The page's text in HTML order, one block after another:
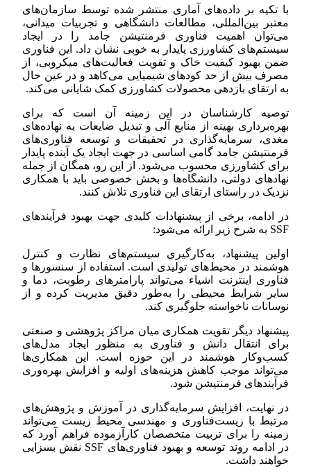
با تکیه بر داده‌های آماری منتشر شده توسط سازمان‌های
معتبر بین‌المللی، مطالعات دانشگاهی و تجربیات میدانی،
می‌توان اهمیت فناوری فرمنتیشن جامد را در ایجاد
سیستم‌های کشاورزی پایدار به خوبی نشان داد. این فناوری
ضمن بهبود کیفیت خاک و تقویت فعالیت‌های میکروبی، از
مصرف بیش از حد کودهای شیمیایی می‌کاهد و در عین حال
به ارتقای بازدهی محصولات کشاورزی کمک شایانی می‌کند.
توصیه کارشناسان در این زمینه آن است که برای
بهره‌برداری بهینه از منابع آلی و تبدیل ضایعات به نهاده‌های
مغذی، سرمایه‌گذاری در تحقیقات و توسعه فناوری‌های
فرمنتیشن جامد گامی اساسی در جهت ایجاد یک آینده پایدار
برای کشاورزی محسوب می‌شود. از این رو، همگان از جمله
نهادهای دولتی، دانشگاه‌ها و بخش خصوصی باید با همکاری
نزدیک در راستای ارتقای این فناوری تلاش کنند.
در ادامه، برخی از پیشنهادات کلیدی جهت بهبود فرآیندهای
SSF به شرح زیر ارائه می‌شود:
اولین پیشنهاد، به‌کارگیری سیستم‌های نظارت و کنترل
هوشمند در محیط‌های تولیدی است. استفاده از سنسورها و
فناوری اینترنت اشیاء می‌تواند پارامترهای رطوبت، دما و
سایر شرایط محیطی را به‌طور دقیق مدیریت کرده و از
نوسانات ناخواسته جلوگیری کند.
پیشنهاد دیگر تقویت همکاری میان مراکز پژوهشی و صنعتی
برای انتقال دانش و فناوری به منظور ایجاد مدل‌های
کسب‌وکار هوشمند در این حوزه است. این همکاری‌ها
می‌تواند موجب کاهش هزینه‌های اولیه و افزایش بهره‌وری
فرآیندهای فرمنتیشن شود.
در نهایت، افزایش سرمایه‌گذاری در آموزش و پژوهش‌های
مرتبط با زیست‌فناوری و مهندسی محیط زیست می‌تواند
زمینه را برای تربیت متخصصان کارآزموده فراهم آورد که
در ادامه روند توسعه و بهبود فناوری‌های SSF نقش بسزایی
خواهند داشت.